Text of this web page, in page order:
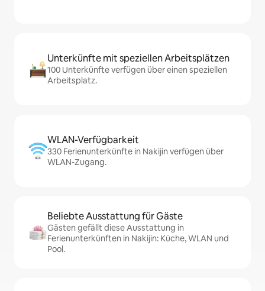
Unterkünfte mit speziellen Arbeitsplätzen
100 Unterkünfte verfügen über einen speziellen
Arbeitsplatz.
WLAN-Verfügbarkeit
330 Ferienunterkünfte in Nakijin verfügen über
WLAN-Zugang.
Beliebte Ausstattung für Gäste
Gästen gefällt diese Ausstattung in
Ferienunterkünften in Nakijin: Küche, WLAN und
Pool.